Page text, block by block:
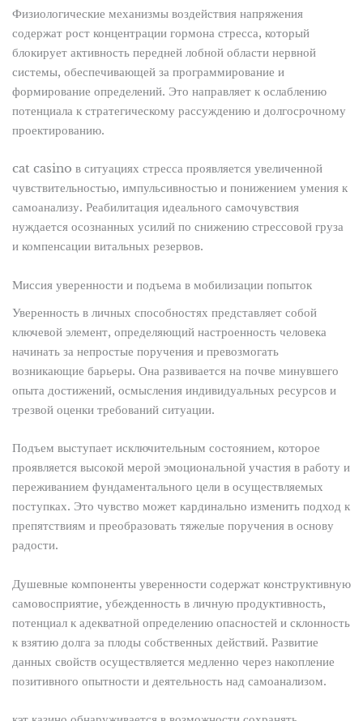
Физиологические механизмы воздействия напряжения
содержат рост концентрации гормона стресса, который
блокирует активность передней лобной области нервной
системы, обеспечивающей за программирование и
формирование определений. Это направляет к ослаблению
потенциала к стратегическому рассуждению и долгосрочному
проектированию.
cat casino в ситуациях стресса проявляется увеличенной
чувствительностью, импульсивностью и понижением умения к
самоанализу. Реабилитация идеального самочувствия
нуждается осознанных усилий по снижению стрессовой груза
и компенсации витальных резервов.
Миссия уверенности и подъема в мобилизации попыток
Уверенность в личных способностях представляет собой
ключевой элемент, определяющий настроенность человека
начинать за непростые поручения и превозмогать
возникающие барьеры. Она развивается на почве минувшего
опыта достижений, осмысления индивидуальных ресурсов и
трезвой оценки требований ситуации.
Подъем выступает исключительным состоянием, которое
проявляется высокой мерой эмоциональной участия в работу и
переживанием фундаментального цели в осуществляемых
поступках. Это чувство может кардинально изменить подход к
препятствиям и преобразовать тяжелые поручения в основу
радости.
Душевные компоненты уверенности содержат конструктивную
самовосприятие, убежденность в личную продуктивность,
потенциал к адекватной определению опасностей и склонность
к взятию долга за плоды собственных действий. Развитие
данных свойств осуществляется медленно через накопление
позитивного опытности и деятельность над самоанализом.